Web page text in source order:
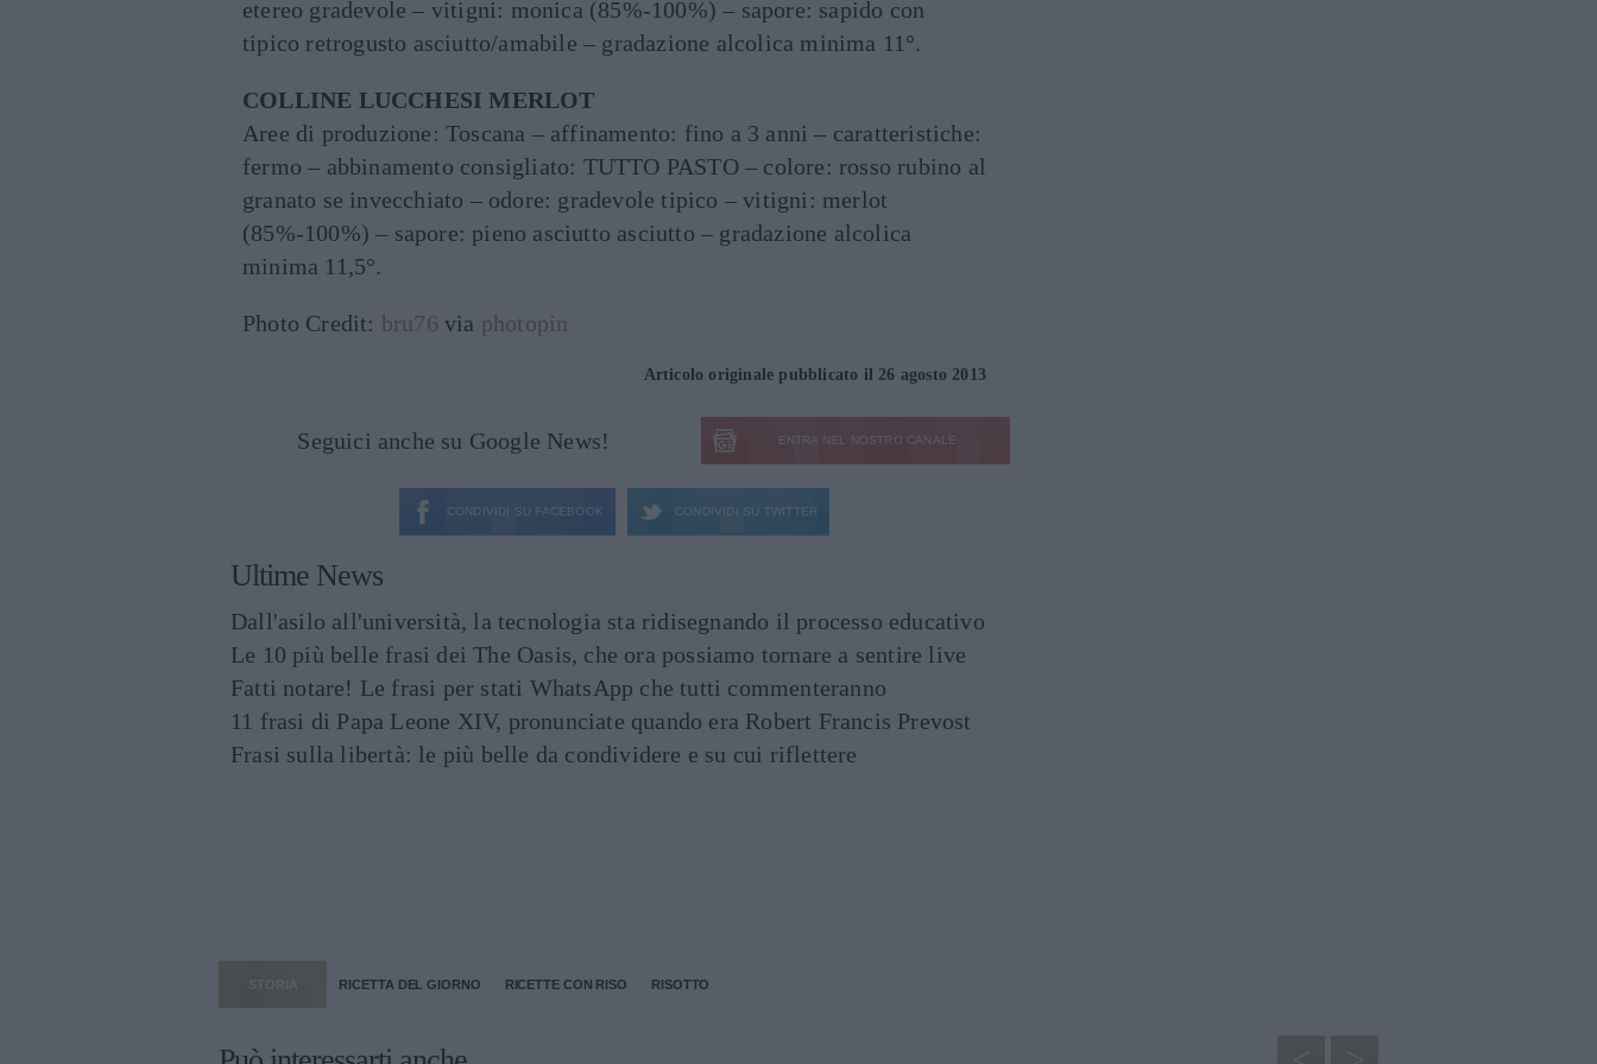
etereo gradevole – vitigni: monica (85%-100%) – sapore: sapido con
tipico retrogusto asciutto/amabile – gradazione alcolica minima 11°.
COLLINE LUCCHESI MERLOT
Aree di produzione: Toscana – affinamento: fino a 3 anni – caratteristiche:
fermo – abbinamento consigliato: TUTTO PASTO – colore: rosso rubino al
granato se invecchiato – odore: gradevole tipico – vitigni: merlot
(85%-100%) – sapore: pieno asciutto asciutto – gradazione alcolica
minima 11,5°.
Photo Credit: bru76 via photopin
Articolo originale pubblicato il 26 agosto 2013
Seguici anche su Google News! ENTRA NEL NOSTRO CANALE
CONDIVIDI SU FACEBOOK CONDIVIDI SU TWITTER
Ultime News
Dall'asilo all'università, la tecnologia sta ridisegnando il processo educativo
Le 10 più belle frasi dei The Oasis, che ora possiamo tornare a sentire live
Fatti notare! Le frasi per stati WhatsApp che tutti commenteranno
11 frasi di Papa Leone XIV, pronunciate quando era Robert Francis Prevost
Frasi sulla libertà: le più belle da condividere e su cui riflettere
STORIA RICETTA DEL GIORNO RICETTE CON RISO RISOTTO